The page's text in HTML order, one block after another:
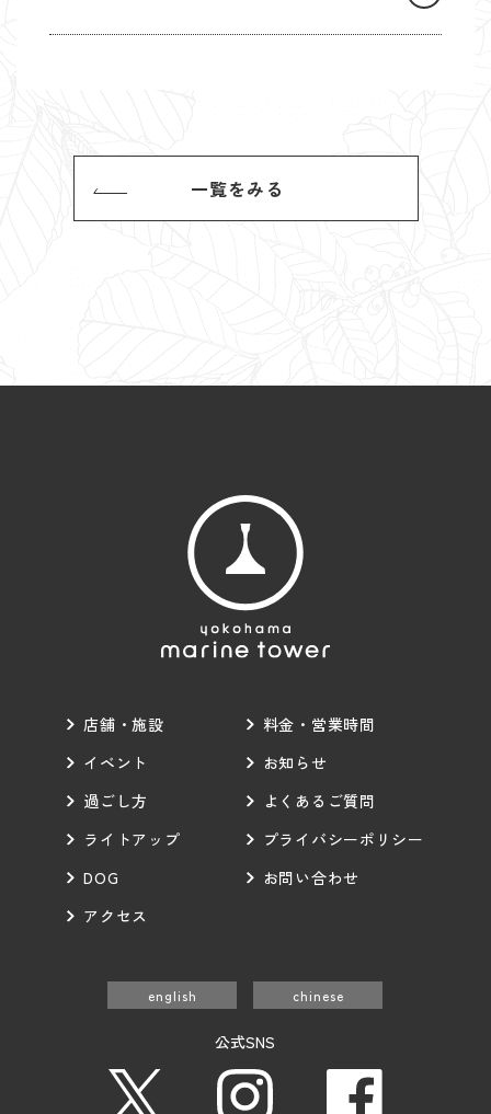
一覧をみる
店舗・施設
イベント
過ごし方
ライトアップ
DOG
アクセス
料金・営業時間
お知らせ
よくあるご質問
プライバシーポリシー
お問い合わせ
english chinese
公式SNS